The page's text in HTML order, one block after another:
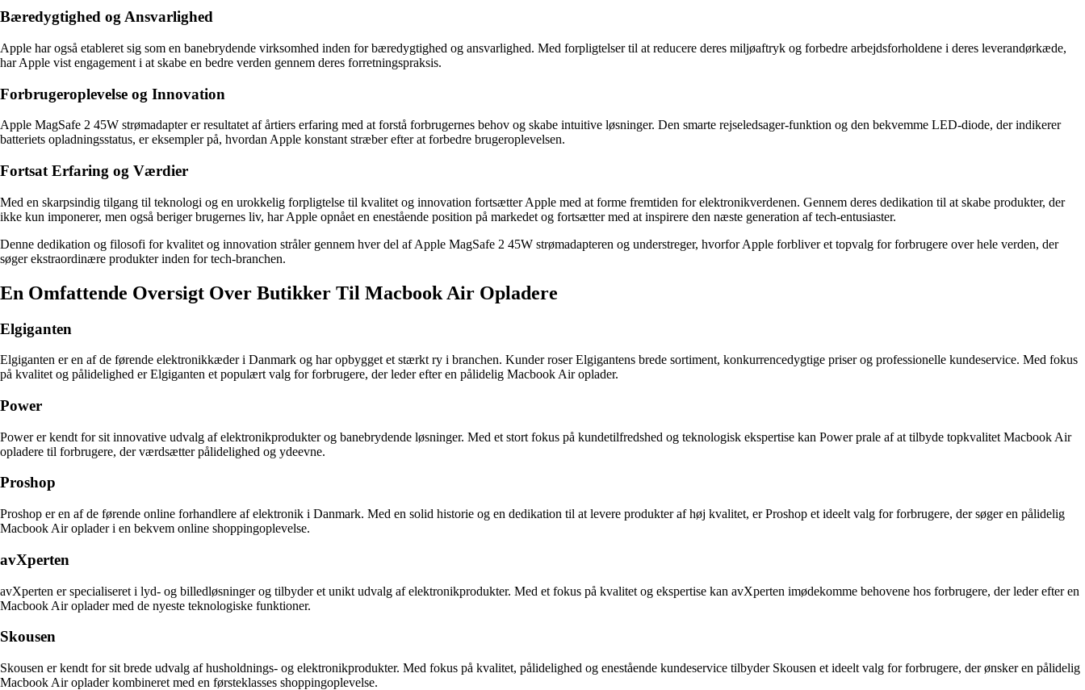
Bæredygtighed og Ansvarlighed
Apple har også etableret sig som en banebrydende virksomhed inden for bæredygtighed og ansvarlighed. Med forpligtelser til at reducere deres miljøaftryk og forbedre arbejdsforholdene i deres leverandørkæde,
har Apple vist engagement i at skabe en bedre verden gennem deres forretningspraksis.
Forbrugeroplevelse og Innovation
Apple MagSafe 2 45W strømadapter er resultatet af årtiers erfaring med at forstå forbrugernes behov og skabe intuitive løsninger. Den smarte rejseledsager-funktion og den bekvemme LED-diode, der indikerer
batteriets opladningsstatus, er eksempler på, hvordan Apple konstant stræber efter at forbedre brugeroplevelsen.
Fortsat Erfaring og Værdier
Med en skarpsindig tilgang til teknologi og en urokkelig forpligtelse til kvalitet og innovation fortsætter Apple med at forme fremtiden for elektronikverdenen. Gennem deres dedikation til at skabe produkter, der
ikke kun imponerer, men også beriger brugernes liv, har Apple opnået en enestående position på markedet og fortsætter med at inspirere den næste generation af tech-entusiaster.
Denne dedikation og filosofi for kvalitet og innovation stråler gennem hver del af Apple MagSafe 2 45W strømadapteren og understreger, hvorfor Apple forbliver et topvalg for forbrugere over hele verden, der
søger ekstraordinære produkter inden for tech-branchen.
En Omfattende Oversigt Over Butikker Til Macbook Air Opladere
Elgiganten
Elgiganten er en af de førende elektronikkæder i Danmark og har opbygget et stærkt ry i branchen. Kunder roser Elgigantens brede sortiment, konkurrencedygtige priser og professionelle kundeservice. Med fokus
på kvalitet og pålidelighed er Elgiganten et populært valg for forbrugere, der leder efter en pålidelig Macbook Air oplader.
Power
Power er kendt for sit innovative udvalg af elektronikprodukter og banebrydende løsninger. Med et stort fokus på kundetilfredshed og teknologisk ekspertise kan Power prale af at tilbyde topkvalitet Macbook Air
opladere til forbrugere, der værdsætter pålidelighed og ydeevne.
Proshop
Proshop er en af de førende online forhandlere af elektronik i Danmark. Med en solid historie og en dedikation til at levere produkter af høj kvalitet, er Proshop et ideelt valg for forbrugere, der søger en pålidelig
Macbook Air oplader i en bekvem online shoppingoplevelse.
avXperten
avXperten er specialiseret i lyd- og billedløsninger og tilbyder et unikt udvalg af elektronikprodukter. Med et fokus på kvalitet og ekspertise kan avXperten imødekomme behovene hos forbrugere, der leder efter en
Macbook Air oplader med de nyeste teknologiske funktioner.
Skousen
Skousen er kendt for sit brede udvalg af husholdnings- og elektronikprodukter. Med fokus på kvalitet, pålidelighed og enestående kundeservice tilbyder Skousen et ideelt valg for forbrugere, der ønsker en pålidelig
Macbook Air oplader kombineret med en førsteklasses shoppingoplevelse.